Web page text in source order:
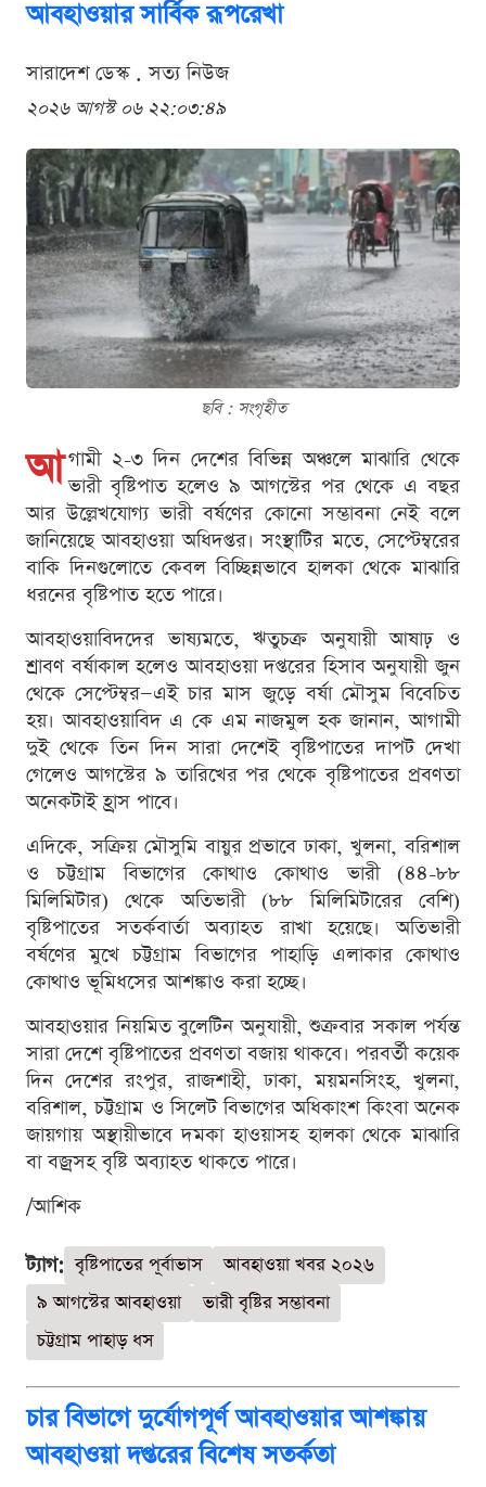
আবহাওয়ার সার্বিক রূপরেখা
সারাদেশ ডেস্ক . সত্য নিউজ
২০২৬ আগস্ট ০৬ ২২:০৩:৪৯
ছবি : সংগৃহীত
আ গামী ২-৩ দিন দেশের বিভিন্ন অঞ্চলে মাঝারি থেকে
ভারী বৃষ্টিপাত হলেও ৯ আগস্টের পর থেকে এ বছর
আর উল্লেখযোগ্য ভারী বর্ষণের কোনো সম্ভাবনা নেই বলে
জানিয়েছে আবহাওয়া অধিদপ্তর। সংস্থাটির মতে, সেপ্টেম্বরের
বাকি দিনগুলোতে কেবল বিচ্ছিন্নভাবে হালকা থেকে মাঝারি
ধরনের বৃষ্টিপাত হতে পারে।
আবহাওয়াবিদদের ভাষ্যমতে, ঋতুচক্র অনুযায়ী আষাঢ় ও
শ্রাবণ বর্ষাকাল হলেও আবহাওয়া দপ্তরের হিসাব অনুযায়ী জুন
থেকে সেপ্টেম্বর—এই চার মাস জুড়ে বর্ষা মৌসুম বিবেচিত
হয়। আবহাওয়াবিদ এ কে এম নাজমুল হক জানান, আগামী
দুই থেকে তিন দিন সারা দেশেই বৃষ্টিপাতের দাপট দেখা
গেলেও আগস্টের ৯ তারিখের পর থেকে বৃষ্টিপাতের প্রবণতা
অনেকটাই হ্রাস পাবে।
এদিকে, সক্রিয় মৌসুমি বায়ুর প্রভাবে ঢাকা, খুলনা, বরিশাল
ও চট্টগ্রাম বিভাগের কোথাও কোথাও ভারী (৪৪-৮৮
মিলিমিটার) থেকে অতিভারী (৮৮ মিলিমিটারের বেশি)
বৃষ্টিপাতের সতর্কবার্তা অব্যাহত রাখা হয়েছে। অতিভারী
বর্ষণের মুখে চট্টগ্রাম বিভাগের পাহাড়ি এলাকার কোথাও
কোথাও ভূমিধসের আশঙ্কাও করা হচ্ছে।
আবহাওয়ার নিয়মিত বুলেটিন অনুযায়ী, শুক্রবার সকাল পর্যন্ত
সারা দেশে বৃষ্টিপাতের প্রবণতা বজায় থাকবে। পরবর্তী কয়েক
দিন দেশের রংপুর, রাজশাহী, ঢাকা, ময়মনসিংহ, খুলনা,
বরিশাল, চট্টগ্রাম ও সিলেট বিভাগের অধিকাংশ কিংবা অনেক
জায়গায় অস্থায়ীভাবে দমকা হাওয়াসহ হালকা থেকে মাঝারি
বা বজ্রসহ বৃষ্টি অব্যাহত থাকতে পারে।
/আশিক
ট্যাগ: বৃষ্টিপাতের পূর্বাভাস
আবহাওয়া খবর ২০২৬
৯ আগস্টের আবহাওয়া
ভারী বৃষ্টির সম্ভাবনা
চট্টগ্রাম পাহাড় ধস
চার বিভাগে দুর্যোগপূর্ণ আবহাওয়ার আশঙ্কায়
আবহাওয়া দপ্তরের বিশেষ সতর্কতা